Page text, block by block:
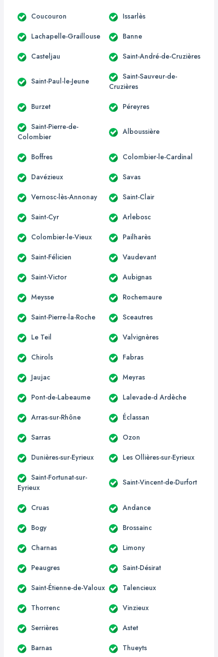
Coucouron Issarlès
Lachapelle-Graillouse Banne
Casteljau Saint-André-de-Cruzières
Saint-Paul-le-Jeune
Saint-Sauveur-de-
Cruzières
Burzet Péreyres
Saint-Pierre-de-
Colombier
Alboussière
Boffres Colombier-le-Cardinal
Davézieux Savas
Vernosc-lès-Annonay Saint-Clair
Saint-Cyr Arlebosc
Colombier-le-Vieux Pailharès
Saint-Félicien Vaudevant
Saint-Victor Aubignas
Meysse Rochemaure
Saint-Pierre-la-Roche Sceautres
Le Teil Valvignères
Chirols Fabras
Jaujac Meyras
Pont-de-Labeaume Lalevade-d Ardèche
Arras-sur-Rhône Éclassan
Sarras Ozon
Dunières-sur-Eyrieux Les Ollières-sur-Eyrieux
Saint-Fortunat-sur-
Eyrieux
Saint-Vincent-de-Durfort
Cruas Andance
Bogy Brossainc
Charnas Limony
Peaugres Saint-Désirat
Saint-Étienne-de-Valoux Talencieux
Thorrenc Vinzieux
Serrières Astet
Barnas Thueyts